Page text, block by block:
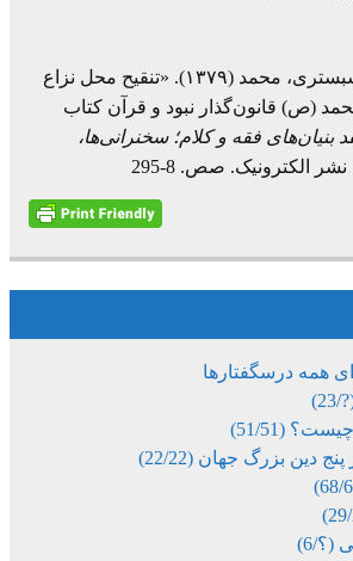
* به نقل از: مجتهد شبستری، محمد (۱۳۷۹). «تنقیح محل نزاع
(ص) قانون‌گذار نبود و قرآن کتاب
بنیان‌های فقه و کلام؛ سخنرانی‌ها،
نشر الکترونیک. صص. 8-295
همه درسگفتارها
(51/51)
دین بزرگ جهان (22/22)
(؟/6)